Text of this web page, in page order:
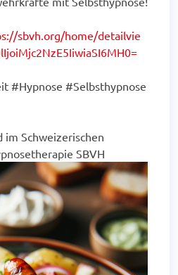
sbvh.org/home/detailvie
#Hypnose #Selbsthypnose
Schweizerischen
SBVH